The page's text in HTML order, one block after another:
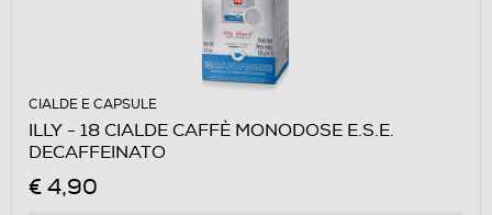
CIALDE E CAPSULE
ILLY - 18 CIALDE CAFFÈ MONODOSE E.S.E.
DECAFFEINATO
€ 4,90